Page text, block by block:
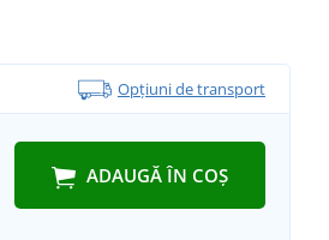
Opțiuni de transport
ADAUGĂ ÎN COȘ